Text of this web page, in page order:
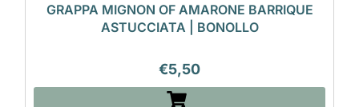
GRAPPA MIGNON OF AMARONE BARRIQUE
ASTUCCIATA | BONOLLO
€5,50